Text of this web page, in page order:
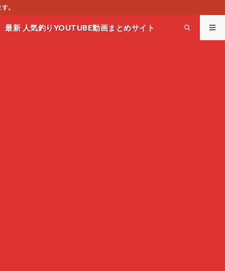
最新 人気釣りYOUTUBE動画まとめサイト